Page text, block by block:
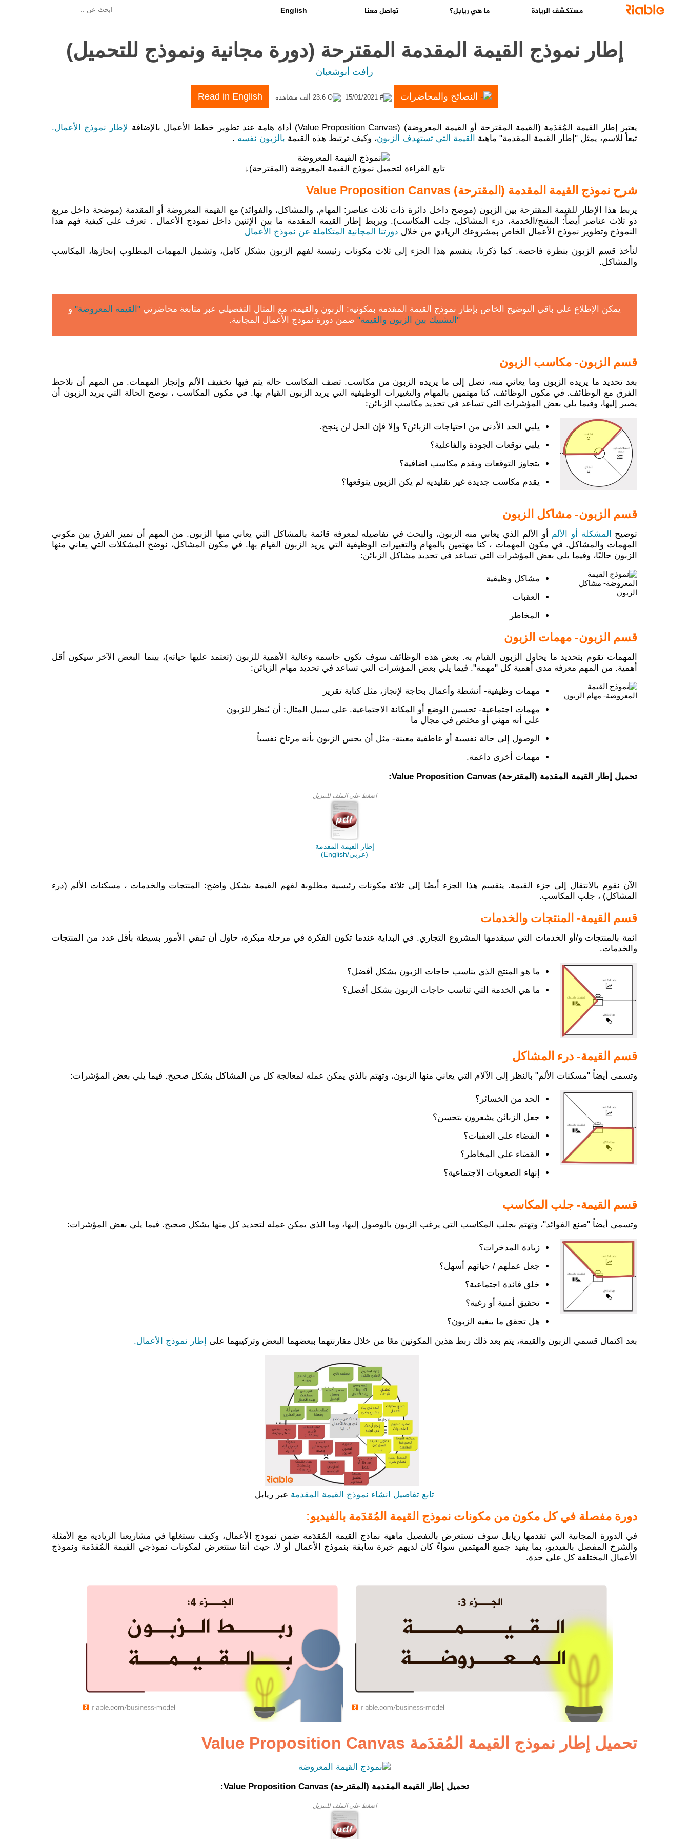
مستكشف الريادة ما هي ريابل؟ تواصل معنا English
إطار نموذج القيمة المقدمة المقترحة (دورة مجانية ونموذج للتحميل)
رأفت أبوشعبان
النصائح والمحاضرات 15/01/2021 23.6 ألف مشاهدة Read in English
يعتبر إطار القيمة المُقدَمة (القيمة المقترحة أو القيمة المعروضة) (Value Proposition Canvas) أداة هامة عند تطوير خطط الأعمال بالإضافة
لإطار نموذج الأعمال.
تبعاً للاسم، يمثل "إطار القيمة المقدمة" ماهية
القيمة التي تستهدف الزبون، وكيف ترتبط هذه القيمة بالزبون نفسه .
تابع القراءة لتحميل نموذج القيمة المعروضة (المقترحة)↓
شرح نموذج القيمة المقدمة (المقترحة) Value Proposition Canvas
يربط هذا الإطار للقيمة المقترحة بين الزبون (موضح داخل دائرة ذات ثلاث عناصر: المهام، والمشاكل، والفوائد) مع القيمة المعروضة أو المقدمة (موضحة داخل مربع
ذو ثلاث عناصر أيضاً: المنتج/الخدمة، درء المشاكل، جلب المكاسب). ويربط إطار القيمة المقدمة ما بين الإثنين داخل نموذج الأعمال . تعرف على كيفية فهم هذا
النموذج وتطوير نموذج الأعمال الخاص بمشروعك الريادي من خلال دورتنا المجانية المتكاملة عن نموذج الأعمال
لنأخذ قسم الزبون بنظرة فاحصة. كما ذكرنا، ينقسم هذا الجزء إلى ثلاث مكونات رئيسية لفهم الزبون بشكل كامل، وتشمل المهمات المطلوب إنجازها، المكاسب
والمشاكل.
قسم الزبون- مهمات الزبون
المهمات تقوم بتحديد ما يحاول الزبون القيام به. بعض هذه الوظائف سوف تكون حاسمة وعالية الأهمية للزبون (تعتمد عليها حياته)، بينما البعض الآخر سيكون أقل
أهمية. من المهم معرفة مدى أهمية كل "مهمة". فيما يلي بعض المؤشرات التي تساعد في تحديد مهام الزبائن:
مهمات وظيفية- أنشطة وأعمال بحاجة لإنجاز، مثل كتابة تقرير
مهمات اجتماعية- تحسين الوضع أو المكانة الاجتماعية. على سبيل المثال: أن يُنظر للزبون
على أنه مهني أو مختص في مجال ما
الوصول إلى حالة نفسية أو عاطفية معينة- مثل أن يحس الزبون بأنه مرتاح نفسياً
مهمات أخرى داعمة.
قسم الزبون- مشاكل الزبون
توضيح المشكلة أو الألم
أو الألم الذي يعاني منه الزبون، والبحث في تفاصيله لمعرفة قائمة بالمشاكل التي يعاني منها الزبون. من المهم أن نميز الفرق بين مكوني
المهمات والمشاكل. في مكون المهمات ، كنا مهتمين بالمهام والتغييرات الوظيفية التي يريد الزبون القيام بها. في مكون المشاكل، نوضح المشكلات التي يعاني منها
الزبون حاليًا، وفيما يلي بعض المؤشرات التي تساعد في تحديد مشاكل الزبائن:
مشاكل وظيفية
العقبات
المخاطر
قسم الزبون- مكاسب الزبون
بعد تحديد ما يريده الزبون وما يعاني منه، نصل إلى ما يريده الزبون من مكاسب. تصف المكاسب حالة يتم فيها تخفيف الألم وإنجاز المهمات. من المهم أن نلاحظ
الفرق مع الوظائف. في مكون الوظائف، كنا مهتمين بالمهام والتغييرات الوظيفية التي يريد الزبون القيام بها. في مكون المكاسب ، نوضح الحالة التي يريد الزبون أن
يصير إليها، وفيما يلي بعض المؤشرات التي تساعد في تحديد مكاسب الزبائن:
يلبي الحد الأدنى من احتياجات الزبائن؟ وإلا فإن الحل لن ينجح.
يلبي توقعات الجودة والفاعلية؟
يتجاوز التوقعات ويقدم مكاسب اضافية؟
يقدم مكاسب جديدة غير تقليدية لم يكن الزبون يتوقعها؟
يمكن الإطلاع على باقي التوضيح الخاص بإطار نموذج القيمة المقدمة بمكونيه: الزبون والقيمة، مع المثال التفصيلي عبر متابعة محاضرتي "القيمة المعروضة" و
"التشبيك بين الزبون والقيمة" ضمن دورة نموذج الأعمال المجانية.
تحميل إطار القيمة المقدمة (المقترحة) Value Proposition Canvas:
اضغط على الملف للتنزيل
إطار القيمة المقدمة
(عربي/English)
الآن نقوم بالانتقال إلى جزء القيمة. ينقسم هذا الجزء أيضًا إلى ثلاثة مكونات رئيسية مطلوبة لفهم القيمة بشكل واضح: المنتجات والخدمات ، مسكنات الألم (درء
المشاكل) ، جلب المكاسب.
قسم القيمة- المنتجات والخدمات
ائمة بالمنتجات و/أو الخدمات التي سيقدمها المشروع التجاري. في البداية عندما تكون الفكرة في مرحلة مبكرة، حاول أن تبقي الأمور بسيطة بأقل عدد من المنتجات
والخدمات.
ما هو المنتج الذي يناسب حاجات الزبون بشكل أفضل؟
ما هي الخدمة التي تناسب حاجات الزبون بشكل أفضل؟
قسم القيمة- درء المشاكل
وتسمى أيضاً "مسكنات الألم" بالنظر إلى الآلام التي يعاني منها الزبون، وتهتم بالذي يمكن عمله لمعالجة كل من المشاكل بشكل صحيح. فيما يلي بعض المؤشرات:
الحد من الخسائر؟
جعل الزبائن يشعرون بتحسن؟
القضاء على العقبات؟
القضاء على المخاطر؟
إنهاء الصعوبات الاجتماعية؟
قسم القيمة- جلب المكاسب
وتسمى أيضاً "صنع الفوائد"، وتهتم بجلب المكاسب التي يرغب الزبون بالوصول إليها، وما الذي يمكن عمله لتحديد كل منها بشكل صحيح. فيما يلي بعض المؤشرات:
زيادة المدخرات؟
جعل عملهم / حياتهم أسهل؟
خلق فائدة اجتماعية؟
تحقيق أمنية أو رغبة؟
هل تحقق ما يبغيه الزبون؟
بعد اكتمال قسمي الزبون والقيمة، يتم بعد ذلك ربط هذين المكونين معًا من خلال مقارنتهما ببعضهما البعض وتركيبهما على
إطار نموذج الأعمال.
تابع تفاصيل انشاء نموذج القيمة المقدمة عبر ريابل
دورة مفصلة في كل مكون من مكونات نموذج القيمة المُقدَمة بالفيديو:
في الدورة المجانية التي تقدمها ريابل سوف نستعرض بالتفصيل ماهية نماذج القيمة المُقدَمة ضمن نموذج الأعمال، وكيف نستغلها في مشاريعنا الريادية مع الأمثلة
والشرح المفصل بالفيديو، بما يفيد جميع المهتمين سواءً كان لديهم خبرة سابقة بنموذج الأعمال أو لا، حيث أننا سنتعرض لمكونات نموذجي القيمة المُقدَمة ونموذج
الأعمال المختلفة كل على حدة.
تحميل إطار نموذج القيمة المُقدَمة Value Proposition Canvas
تحميل إطار القيمة المقدمة (المقترحة) Value Proposition Canvas:
اضغط على الملف للتنزيل